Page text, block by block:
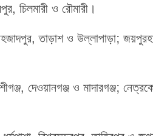
চিলমারী ও রৌমারী।
তাড়াশ ও উল্লাপাড়া;
দেওয়ানগঞ্জ ও মাদারগঞ্জ;